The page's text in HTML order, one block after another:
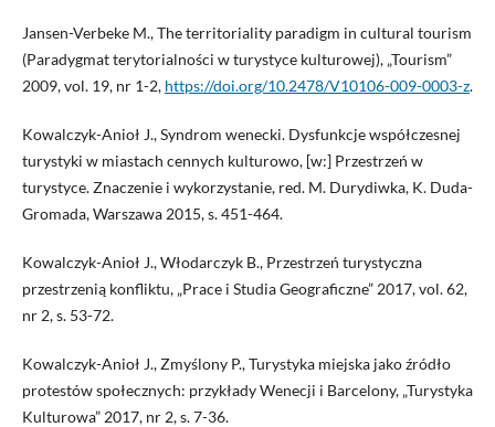
Jansen-Verbeke M., The territoriality paradigm in cultural tourism
(Paradygmat terytorialności w turystyce kulturowej), „Tourism”
2009, vol. 19, nr 1-2, https://doi.org/10.2478/V10106-009-0003-z.
Kowalczyk-Anioł J., Syndrom wenecki. Dysfunkcje współczesnej
turystyki w miastach cennych kulturowo, [w:] Przestrzeń w
turystyce. Znaczenie i wykorzystanie, red. M. Durydiwka, K. Duda-
Gromada, Warszawa 2015, s. 451-464.
Kowalczyk-Anioł J., Włodarczyk B., Przestrzeń turystyczna
przestrzenią konfliktu, „Prace i Studia Geograficzne” 2017, vol. 62,
nr 2, s. 53-72.
Kowalczyk-Anioł J., Zmyślony P., Turystyka miejska jako źródło
protestów społecznych: przykłady Wenecji i Barcelony, „Turystyka
Kulturowa” 2017, nr 2, s. 7-36.